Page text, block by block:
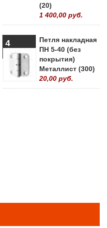
(20)
1 400,00 руб.
4
Петля накладная
ПН 5-40 (без
покрытия)
Металлист (300)
20,00 руб.